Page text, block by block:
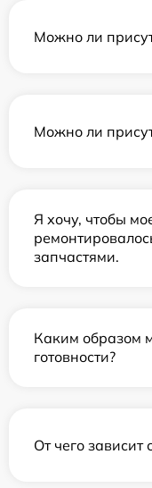
Можно ли
Можно ли
Я хочу, чтобы
запчастями.
Каким образом
готовности?
От чего зависит